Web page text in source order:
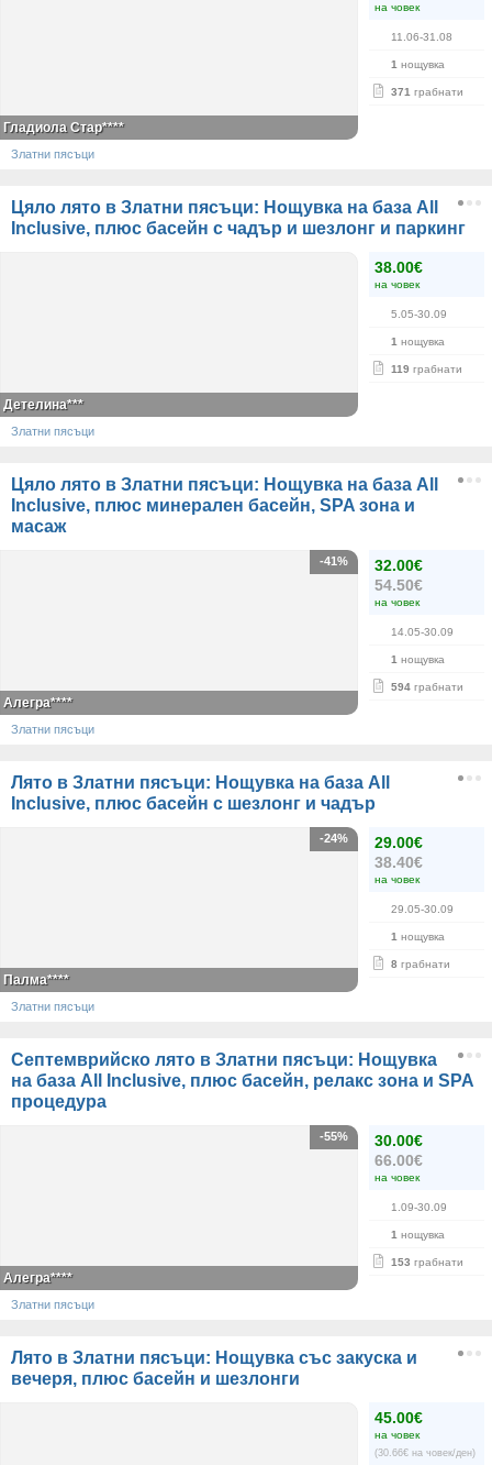
на човек
11.06-31.08
1 нощувка
371 грабнати
Гладиола Стар****
Златни пясъци
Цяло лято в Златни пясъци: Нощувка на база All
Inclusive, плюс басейн с чадър и шезлонг и паркинг
38.00€
на човек
5.05-30.09
1 нощувка
119 грабнати
Детелина***
Златни пясъци
Цяло лято в Златни пясъци: Нощувка на база All
Inclusive, плюс минерален басейн, SPA зона и
масаж
32.00€
54.50€
на човек
14.05-30.09
1 нощувка
594 грабнати
-41%
Алегра****
Златни пясъци
Лято в Златни пясъци: Нощувка на база All
Inclusive, плюс басейн с шезлонг и чадър
29.00€
38.40€
на човек
29.05-30.09
1 нощувка
8 грабнати
-24%
Палма****
Златни пясъци
Септемврийско лято в Златни пясъци: Нощувка
на база All Inclusive, плюс басейн, релакс зона и SPA
процедура
30.00€
66.00€
на човек
1.09-30.09
1 нощувка
153 грабнати
-55%
Алегра****
Златни пясъци
Лято в Златни пясъци: Нощувка със закуска и
вечеря, плюс басейн и шезлонги
45.00€
на човек
(30.66€ на човек/ден)